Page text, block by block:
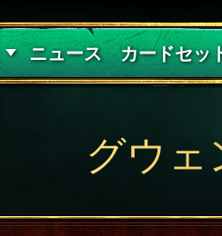
ニュース カードセッ
紅き血の呪縛
グウェ